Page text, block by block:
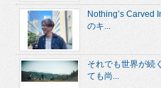
Nothing’s Carved
のキ...
それでも世界が続
ても尚...